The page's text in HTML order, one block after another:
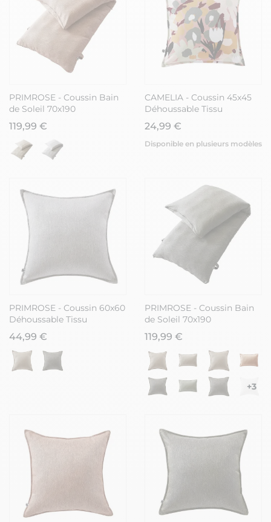
PRIMROSE - Coussin Bain
de Soleil 70x190
Déhoussable Tissu
Déperlant Corail
119,99 €
CAMELIA - Coussin 45x45
Déhoussable Tissu
Déperlant Motif Fleuri
24,99 €
Disponible en plusieurs modèles
PRIMROSE - Coussin 60x60
Déhoussable Tissu
Déperlant Gris Galet
44,99 €
PRIMROSE - Coussin Bain
de Soleil 70x190
Déhoussable Tissu
Déperlant Vert
119,99 €
+3